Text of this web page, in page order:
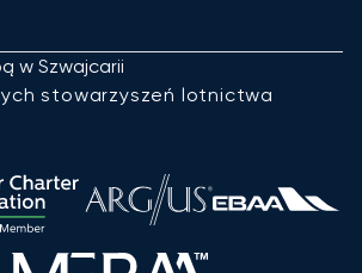
w Szwajcarii
stowarzyszeń lotnictwa